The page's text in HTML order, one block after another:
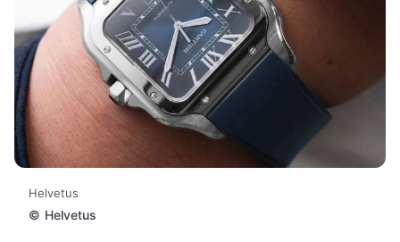
Helvetus
© Helvetus